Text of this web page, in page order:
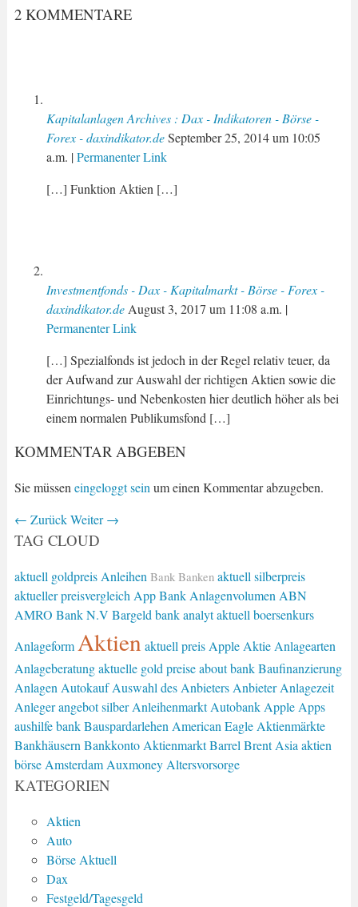
2 KOMMENTARE
Kapitalanlagen Archives : Dax - Indikatoren - Börse -
Forex - daxindikator.de September 25, 2014um 10:05
a.m. |Permanenter Link
[…] Funktion Aktien […]
Investmentfonds - Dax - Kapitalmarkt - Börse - Forex -
daxindikator.de August 3, 2017 um 11:08 a.m. |
Permanenter Link
[…] Spezialfonds ist jedoch in der Regel relativ teuer, da
der Aufwand zur Auswahl der richtigen Aktien sowie die
Einrichtungs- und Nebenkosten hier deutlich höher als bei
einem normalen Publikumsfond […]
KOMMENTAR ABGEBEN
Sie müssen eingeloggt sein um einen Kommentar abzugeben.
← Zurück Weiter→
TAG CLOUD
aktuell goldpreis Anleihen Bank Banken aktuell silberpreis
aktueller preisvergleich App Bank Anlagenvolumen ABN
AMRO Bank N.V Bargeld bank analyt aktuell boersenkurs
Anlageform Aktien aktuell preis Apple Aktie Anlagearten
Anlageberatung aktuelle gold preise about bank Baufinanzierung
Anlagen Autokauf Auswahl des Anbieters Anbieter Anlagezeit
Anleger angebot silber Anleihenmarkt Autobank Apple Apps
aushilfe bank Bauspardarlehen American Eagle Aktienmärkte
Bankhäusern Bankkonto Aktienmarkt Barrel Brent Asia aktien
börse Amsterdam Auxmoney Altersvorsorge
KATEGORIEN
Aktien
Auto
Börse Aktuell
Dax
Festgeld/Tagesgeld